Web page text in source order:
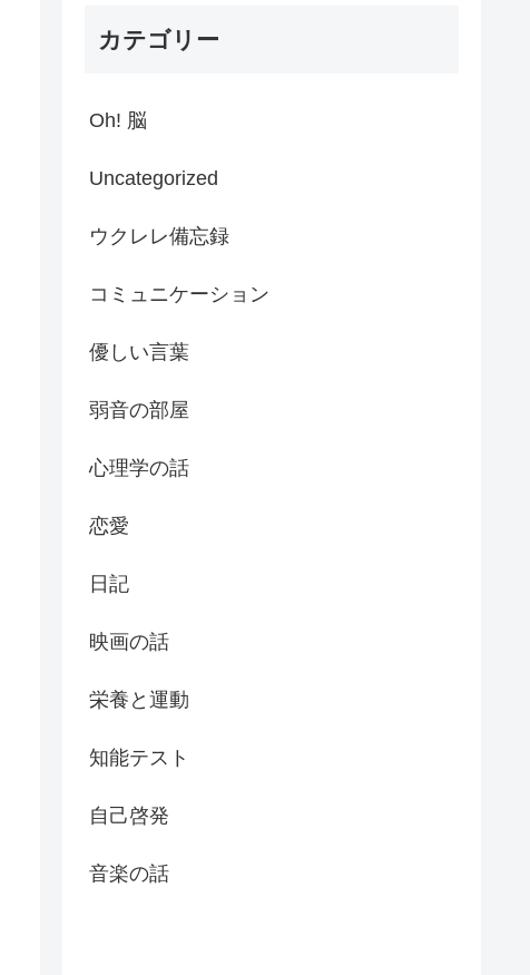
カテゴリー
Oh! 脳
Uncategorized
ウクレレ備忘録
コミュニケーション
優しい言葉
弱音の部屋
心理学の話
恋愛
日記
映画の話
栄養と運動
知能テスト
自己啓発
音楽の話